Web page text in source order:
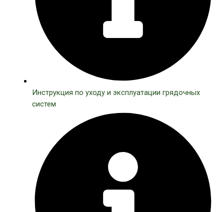
Инструкция по уходу и эксплуатации грядочных
систем